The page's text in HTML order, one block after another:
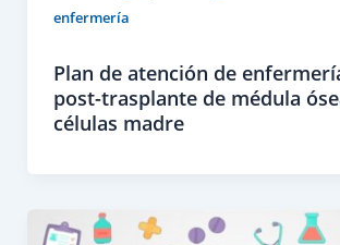
enfermería
Plan de atención de
post-trasplante de médula
células madre